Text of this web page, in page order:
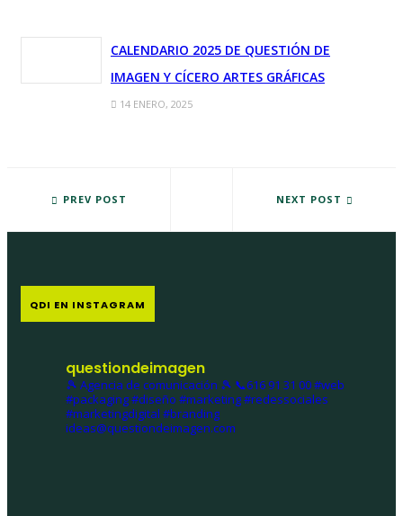
CALENDARIO 2025 DE QUESTIÓN DE
IMAGEN Y CÍCERO ARTES GRÁFICAS
14 ENERO, 2025
PREV POST
MAÑANA SE ENTREGARÁ A CÁRITAS ZAMORA UN CHEQUE CON
NEXT POST
BOTELLA ORO DE BACILLAR
QDI EN INSTAGRAM
questiondeimagen
🎾 Agencia de comunicación 🎾 📞616 91 31 00#web
#packaging #diseño #marketing #redessociales
#marketingdigital #branding
ideas@questiondeimagen.com